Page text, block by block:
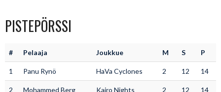
PISTEPÖRSSI
# Pelaaja Joukkue M S P
1 Panu Rynö HaVa Cyclones 2 12 14
2 Mohammed Berg Kairo Nights 2 12 14